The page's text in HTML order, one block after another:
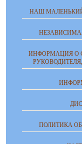
НАШ
ИНФОРМАЦИЯ О
ПОЛИТИКА